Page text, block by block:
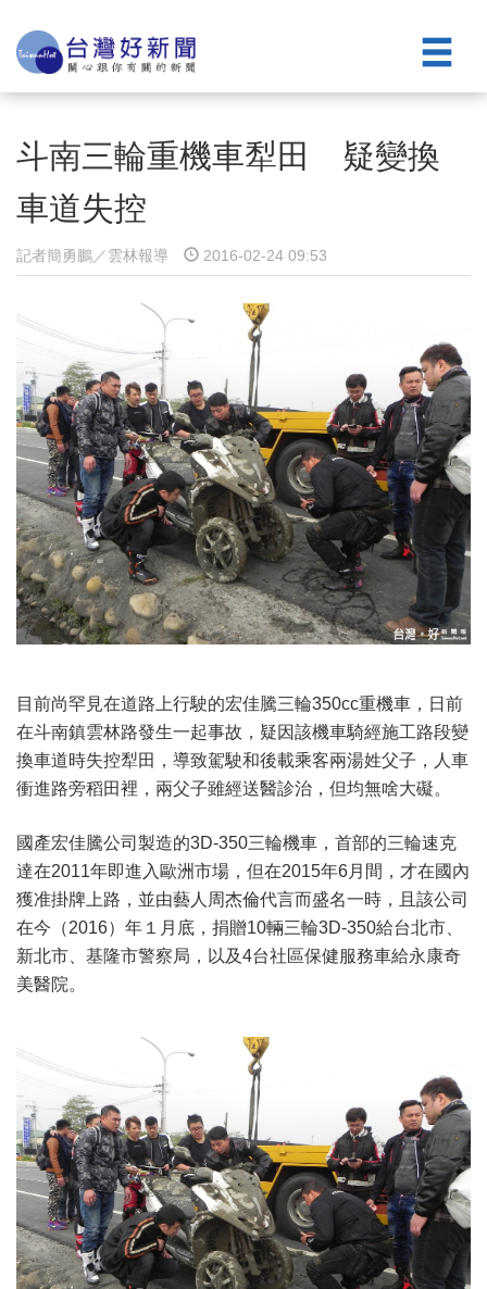
斗南三輪重機車犁田 疑變換
車道失控
記者簡勇鵬／雲林報導 2016-02-24 09:53
目前尚罕見在道路上行駛的宏佳騰三輪350cc重機車，日前
在斗南鎮雲林路發生一起事故，疑因該機車騎經施工路段變
換車道時失控犁田，導致駕駛和後載乘客兩湯姓父子，人車
衝進路旁稻田裡，兩父子雖經送醫診治，但均無啥大礙。
國產宏佳騰公司製造的3D-350三輪機車，首部的三輪速克
達在2011年即進入歐洲市場，但在2015年6月間，才在國內
獲准掛牌上路，並由藝人周杰倫代言而盛名一時，且該公司
在今（2016）年１月底，捐贈10輛三輪3D-350給台北市、
新北市、基隆市警察局，以及4台社區保健服務車給永康奇
美醫院。